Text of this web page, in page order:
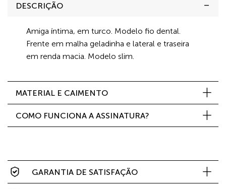
DESCRIÇÃO
Amiga íntima, em turco. Modelo fio dental.
Frente em malha geladinha e lateral e traseira
em renda macia. Modelo slim.
MATERIAL E CAIMENTO
COMO FUNCIONA A ASSINATURA?
GARANTIA DE SATISFAÇÃO